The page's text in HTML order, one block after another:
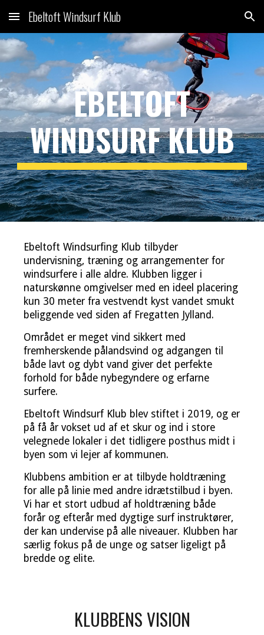
Skip to main content Skip to navigation
Ebeltoft Windsurf Klub
EBELTOFT
WINDSURF KLUB
Ebeltoft Windsurfing Klub tilbyder
undervisning, træning og arrangementer for
windsurfere i alle aldre. Klubben ligger i
naturskønne omgivelser med en ideel placering
kun 30 meter fra vestvendt kyst vandet smukt
beliggende ved siden af Fregatten Jylland.
Området er meget vind sikkert med
fremherskende pålandsvind og adgangen til
både lavt og dybt vand giver det perfekte
forhold for både nybegyndere og erfarne
surfere.
Ebeltoft Windsurf Klub blev stiftet i 2019, og er
på få år vokset ud af et skur og ind i store
velegnede lokaler i det tidligere posthus midt i
byen som vi lejer af kommunen.
Klubbens ambition er at tilbyde holdtræning
for alle på linie med andre idrætstilbud i byen.
Vi har et stort udbud af holdtræning både
forår og efterår med dygtige surf instruktører,
der kan undervise på alle niveauer. Klubben har
særlig fokus på de unge og satser ligeligt på
bredde og elite.
KLUBBENS VISION